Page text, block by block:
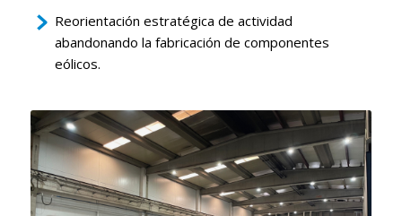
Reorientación estratégica de actividad
abandonando la fabricación de componentes
eólicos.